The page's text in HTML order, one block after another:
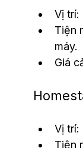
Vị trí:
Tiện
máy.
Giá
Vị trí:
Tiện